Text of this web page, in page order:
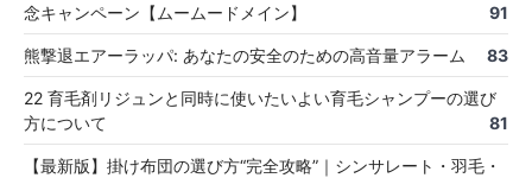
念キャンペーン【ムームードメイン】
91
熊撃退エアーラッパ: あなたの安全のための高音量アラーム 83
22 育毛剤リジュンと同時に使いたいよい育毛シャンプーの選び
方について
81
【最新版】掛け布団の選び方“完全攻略”｜シンサレート・羽毛・